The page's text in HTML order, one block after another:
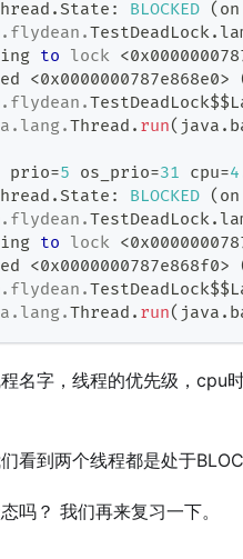
. State : BLOCKED (
. flydean .TestDeadLock.
to lock <
<0x0000000787e868e0>
. flydean .TestDeadLock$$
. lang.Thread . run( java .
prio=5 os_prio=31 cpu=
. State : BLOCKED (
. flydean .TestDeadLock.
to lock <
<0x0000000787e868f0>
. flydean .TestDeadLock$$
. lang.Thread . run( java .
名字，线程的优先级，cpu
看到两个线程都是处于
吗？ 我们再来复习一下。